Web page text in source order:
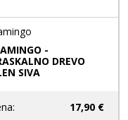
-
DREVO
SIVA
17,90 €